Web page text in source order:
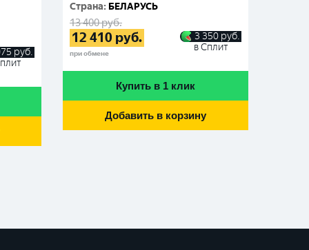
руб.
Cтрана: БЕЛАРУСЬ
13 400руб.
12 410 руб.
при обмене
3 350 руб.
в Сплит
Купить в 1 клик
Добавить в корзину